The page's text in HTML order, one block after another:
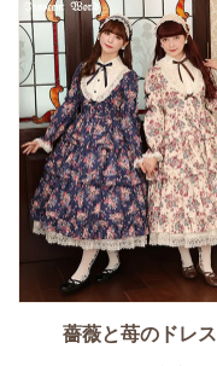
薔薇と苺のドレス